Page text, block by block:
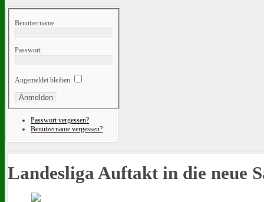
Benutzername
Passwort
Angemeldet bleiben
Passwort vergessen?
Benutzername vergessen?
Landesliga Auftakt in die neue